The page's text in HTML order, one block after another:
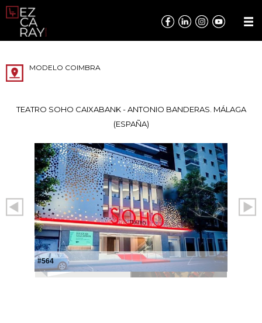
MODELO COIMBRA
TEATRO SOHO CAIXABANK - ANTONIO BANDERAS. MÁLAGA
(ESPAÑA)
#564